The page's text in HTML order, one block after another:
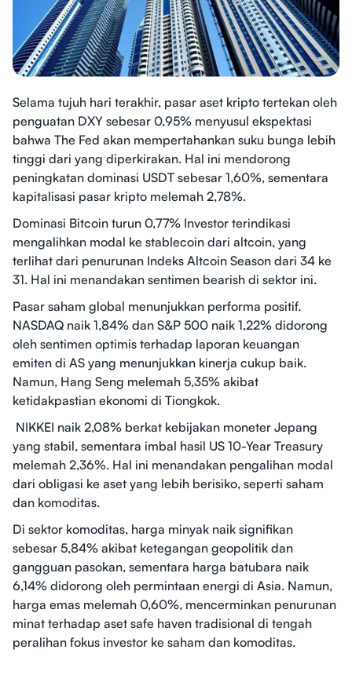
Selama tujuh hari terakhir, pasar aset kripto tertekan oleh
penguatan DXY sebesar 0,95% menyusul ekspektasi
bahwa The Fed akan mempertahankan suku bunga lebih
tinggi dari yang diperkirakan. Hal ini mendorong
peningkatan dominasi USDT sebesar 1,60%, sementara
kapitalisasi pasar kripto melemah 2,78%.
Dominasi Bitcoin turun 0,77% Investor terindikasi
mengalihkan modal ke stablecoin dari altcoin, yang
terlihat dari penurunan Indeks Altcoin Season dari 34 ke
31. Hal ini menandakan sentimen bearish di sektor ini.
Pasar saham global menunjukkan performa positif.
NASDAQ naik 1,84% dan S&P 500 naik 1,22% didorong
oleh sentimen optimis terhadap laporan keuangan
emiten di AS yang menunjukkan kinerja cukup baik.
Namun, Hang Seng melemah 5,35% akibat
ketidakpastian ekonomi di Tiongkok.
NIKKEI naik 2,08% berkat kebijakan moneter Jepang
yang stabil, sementara imbal hasil US 10-Year Treasury
melemah 2,36%. Hal ini menandakan pengalihan modal
dari obligasi ke aset yang lebih berisiko, seperti saham
dan komoditas.
Di sektor komoditas, harga minyak naik signifikan
sebesar 5,84% akibat ketegangan geopolitik dan
gangguan pasokan, sementara harga batubara naik
6,14% didorong oleh permintaan energi di Asia. Namun,
harga emas melemah 0,60%, mencerminkan penurunan
minat terhadap aset safe haven tradisional di tengah
peralihan fokus investor ke saham dan komoditas.